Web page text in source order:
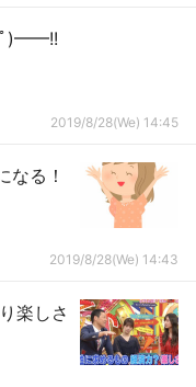
ﾟ)━━!!
2019/8/28(We) 14:45
なる！
2019/8/28(We) 14:43
楽しさ